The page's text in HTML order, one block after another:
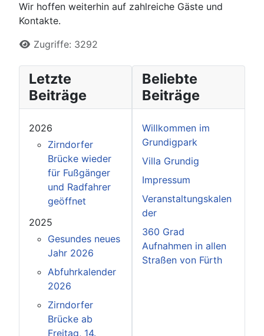
Wir hoffen weiterhin auf zahlreiche Gäste und
Kontakte.
Zugriffe: 3292
Letzte
Beiträge
2026
Zirndorfer
Brücke wieder
für Fußgänger
und Radfahrer
geöffnet
2025
Gesundes neues
Jahr 2026
Abfuhrkalender
2026
Zirndorfer
Brücke ab
Freitag, 14.
Beliebte
Beiträge
Willkommen im
Grundigpark
Villa Grundig
Impressum
Veranstaltungskalen
der
360 Grad
Aufnahmen in allen
Straßen von Fürth